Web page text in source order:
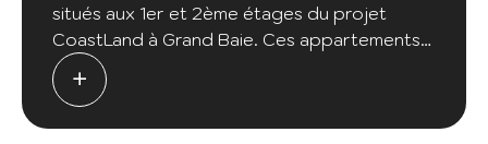
situés aux 1er et 2ème étages du projet
CoastLand à Grand Baie. Ces appartements
contemporains offrent un cadre de vie
exceptionnel avec des prestations haut de